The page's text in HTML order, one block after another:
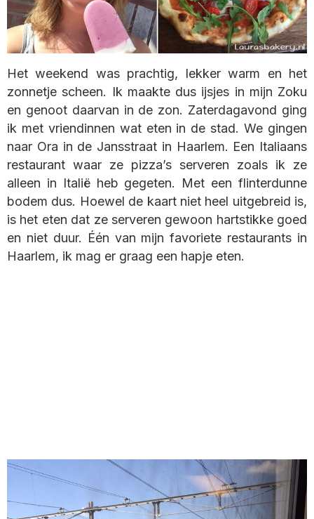
Het weekend was prachtig, lekker warm en het
zonnetje scheen. Ik maakte dus ijsjes in mijn Zoku
en genoot daarvan in de zon. Zaterdagavond ging
ik met vriendinnen wat eten in de stad. We gingen
naar Ora in de Jansstraat in Haarlem. Een Italiaans
restaurant waar ze pizza’s serveren zoals ik ze
alleen in Italië heb gegeten. Met een flinterdunne
bodem dus. Hoewel de kaart niet heel uitgebreid is,
is het eten dat ze serveren gewoon hartstikke goed
en niet duur. Één van mijn favoriete restaurants in
Haarlem, ik mag er graag een hapje eten.